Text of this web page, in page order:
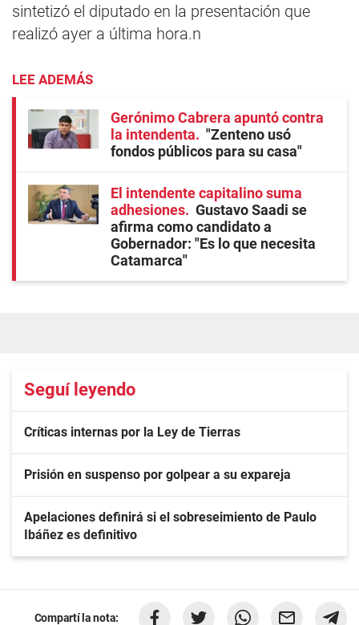
sintetizó el diputado en la presentación que
realizó ayer a última hora.n
LEE ADEMÁS
Gerónimo Cabrera apuntó contra
la intendenta
"Zenteno usó
fondos públicos para su casa"
El intendente capitalino suma
adhesiones
Gustavo Saadi se
afirma como candidato a
Gobernador: "Es lo que necesita
Catamarca"
Seguí leyendo
Críticas internas por la Ley de Tierras
Prisión en suspenso por golpear a su expareja
Apelaciones definirá si el sobreseimiento de Paulo
Ibáñez es definitivo
Compartí la nota: